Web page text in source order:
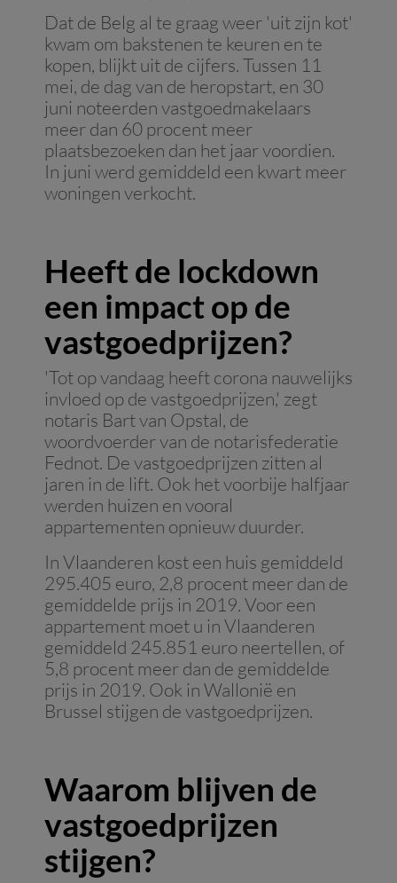
Dat de Belg al te graag weer 'uit zijn kot'
kwam om bakstenen te keuren en te
kopen, blijkt uit de cijfers. Tussen 11
mei, de dag van de heropstart, en 30
juni noteerden vastgoedmakelaars
meer dan 60 procent meer
plaatsbezoeken dan het jaar voordien.
In juni werd gemiddeld een kwart meer
woningen verkocht.
Heeft de lockdown
een impact op de
vastgoedprijzen?
'Tot op vandaag heeft corona nauwelijks
invloed op de vastgoedprijzen,' zegt
notaris Bart van Opstal, de
woordvoerder van de notarisfederatie
Fednot. De vastgoedprijzen zitten al
jaren in de lift. Ook het voorbije halfjaar
werden huizen en vooral
appartementen opnieuw duurder.
In Vlaanderen kost een huis gemiddeld
295.405 euro, 2,8 procent meer dan de
gemiddelde prijs in 2019. Voor een
appartement moet u in Vlaanderen
gemiddeld 245.851 euro neertellen, of
5,8 procent meer dan de gemiddelde
prijs in 2019. Ook in Wallonië en
Brussel stijgen de vastgoedprijzen.
Waarom blijven de
vastgoedprijzen
stijgen?